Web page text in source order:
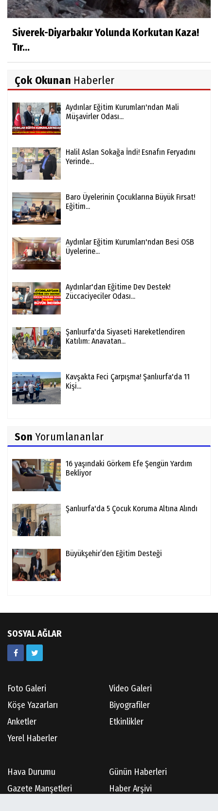
Siverek-Diyarbakır Yolunda Korkutan Kaza!
Tır...
Çok Okunan Haberler
Aydınlar Eğitim Kurumları'ndan Mali
Müşavirler Odası...
Halil Aslan Sokağa İndi! Esnafın Feryadını
Yerinde...
Baro Üyelerinin Çocuklarına Büyük Fırsat!
Eğitim...
Aydınlar Eğitim Kurumları'ndan Besi OSB
Üyelerine...
Aydınlar'dan Eğitime Dev Destek!
Züccaciyeciler Odası...
Şanlıurfa'da Siyaseti Hareketlendiren
Katılım: Anavatan...
Kavşakta Feci Çarpışma! Şanlıurfa'da 11
Kişi...
Son Yorumlananlar
16 yaşındaki Görkem Efe Şengün Yardım
Bekliyor
Şanlıurfa'da 5 Çocuk Koruma Altına Alındı
Büyükşehir’den Eğitim Desteği
SOSYAL AĞLAR
Foto Galeri
Video Galeri
Köşe Yazarları
Biyografiler
Anketler
Etkinlikler
Yerel Haberler
Hava Durumu
Günün Haberleri
Gazete Manşetleri
Haber Arşivi